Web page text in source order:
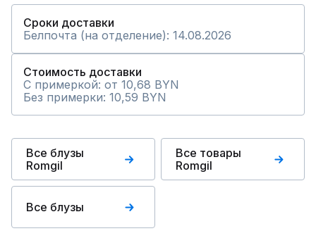
Сроки доставки
Белпочта (на отделение): 14.08.2026
Стоимость доставки
С примеркой: от 10,68 BYN
Без примерки: 10,59 BYN
Все блузы
Romgil
Все товары
Romgil
Все блузы